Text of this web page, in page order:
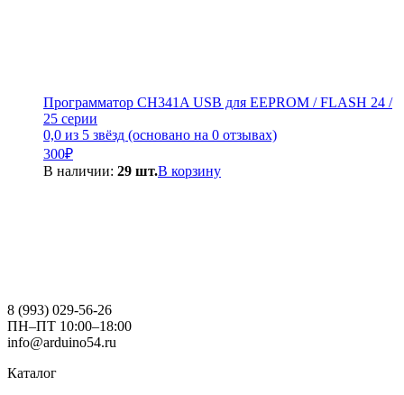
Программатор CH341A USB для EEPROM / FLASH 24 /
25 серии
0,0 из 5 звёзд (основано на 0 отзывах)
300₽
В наличии: 29 шт.В корзину
8 (993) 029-56-26
ПН–ПТ 10:00–18:00
info@arduino54.ru
Каталог